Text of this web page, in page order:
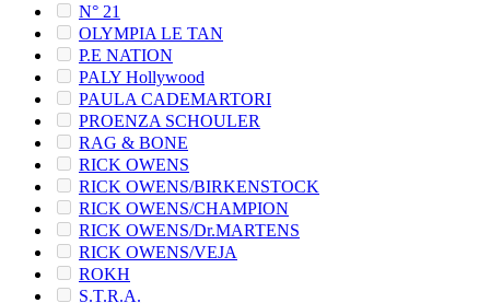
N° 21
OLYMPIA LE TAN
P.E NATION
PALY Hollywood
PAULA CADEMARTORI
PROENZA SCHOULER
RAG & BONE
RICK OWENS
RICK OWENS/BIRKENSTOCK
RICK OWENS/CHAMPION
RICK OWENS/Dr.MARTENS
RICK OWENS/VEJA
ROKH
S.T.R.A.